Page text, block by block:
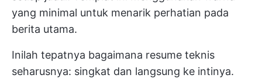
yang minimal untuk menarik perhatian pada
berita utama.
Inilah tepatnya bagaimana resume teknis
seharusnya: singkat dan langsung ke intinya.